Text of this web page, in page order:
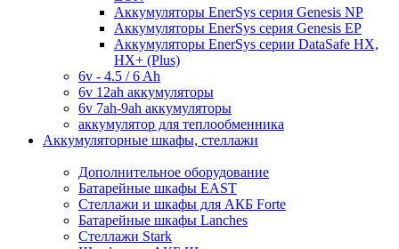
Аккумуляторы EnerSys серия Genesis NP
Аккумуляторы EnerSys серия Genesis EP
Аккумуляторы EnerSys серии DataSafe HX,
HX+ (Plus)
6v - 4.5 / 6 Ah
6v 12ah аккумуляторы
6v 7ah-9ah аккумуляторы
аккумулятор для теплообменника
Аккумуляторные шкафы, стеллажи
Дополнительное оборудование
Батарейные шкафы EAST
Стеллажи и шкафы для АКБ Forte
Батарейные шкафы Lanches
Стеллажи Stark